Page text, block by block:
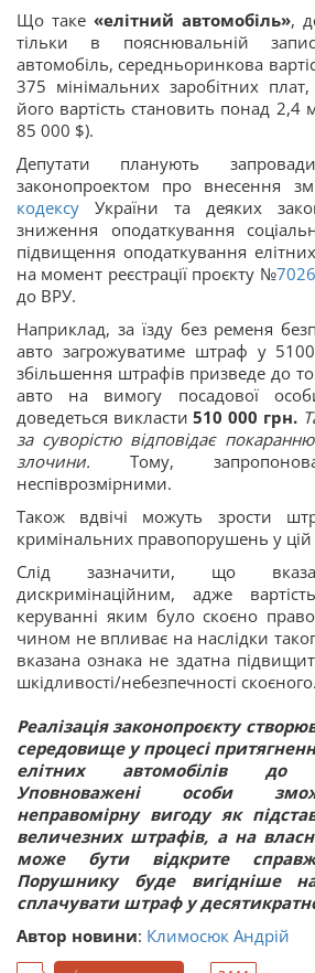
Що таке «елітний автомобіль»,
тільки в пояснювальній
автомобіль, середньоринкова
375 мінімальних заробітних
його вартість становить понад
85 000 $).
Депутати планують
законопроектом про внесення
кодексу України та деяких
зниження оподаткування
підвищення оподаткування
на момент реєстрації проєкту №7026
до ВРУ.
Наприклад, за їзду без ременя
авто загрожуватиме штраф у
збільшення штрафів призведе до
авто на вимогу посадової
доведеться викласти 510 000 грн.
за суворістю відповідає
злочини. Тому,
неспіврозмірними.
Також вдвічі можуть зрости
кримінальних правопорушень у цій
Слід зазначити, що
дискримінаційним, адже
керуванні яким було скоєно
чином не впливає на наслідки
вказана ознака не здатна
шкідливості/небезпечності скоєного.
Реалізація законопроєкту
середовище у процесі
елітних автомобілів до
Уповноважені особи
неправомірну вигоду як
величезних штрафів, а на
може бути відкрите
Порушнику буде вигідніше
сплачувати штраф у
Автор новини: Климосюк Андрій